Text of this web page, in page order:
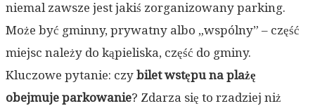
niemal zawsze jest jakiś zorganizowany parking.
Może być gminny, prywatny albo „wspólny” – część
miejsc należy do kąpieliska, część do gminy.
Kluczowe pytanie: czy bilet wstępu na plażę
obejmuje parkowanie? Zdarza się to rzadziej niż